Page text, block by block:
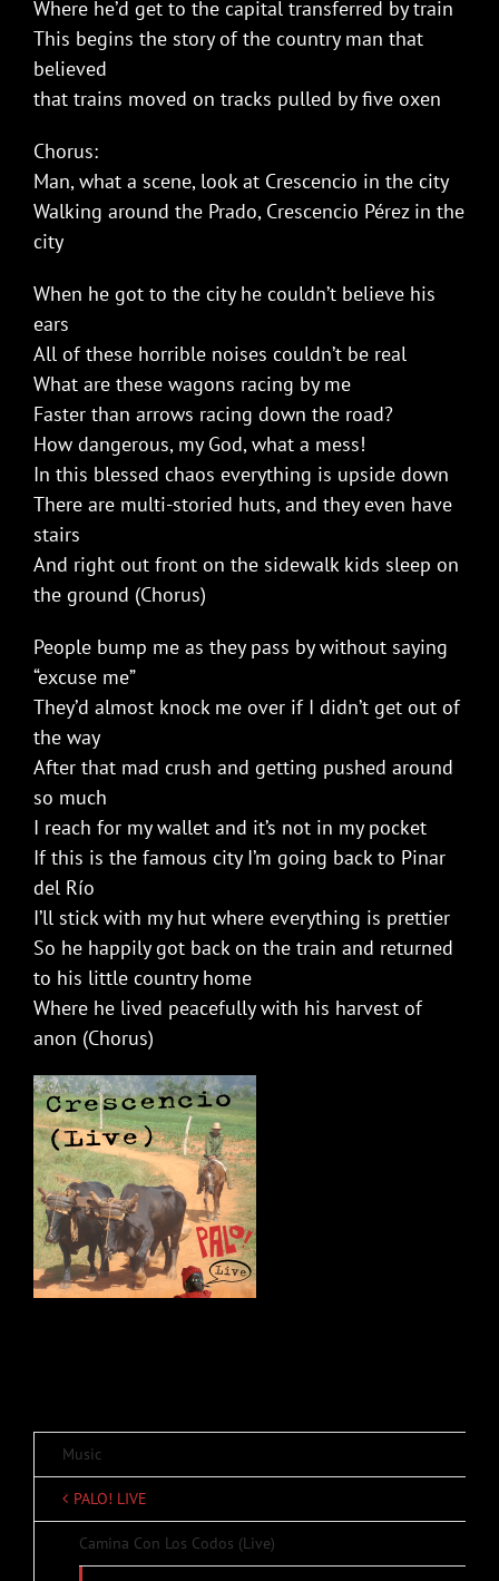
Where he’d get to the capital transferred by train
This begins the story of the country man that
believed
that trains moved on tracks pulled by five oxen
Chorus:
Man, what a scene, look at Crescencio in the city
Walking around the Prado, Crescencio Pérez in the
city
When he got to the city he couldn’t believe his
ears
All of these horrible noises couldn’t be real
What are these wagons racing by me
Faster than arrows racing down the road?
How dangerous, my God, what a mess!
In this blessed chaos everything is upside down
There are multi-storied huts, and they even have
stairs
And right out front on the sidewalk kids sleep on
the ground (Chorus)
People bump me as they pass by without saying
“excuse me”
They’d almost knock me over if I didn’t get out of
the way
After that mad crush and getting pushed around
so much
I reach for my wallet and it’s not in my pocket
If this is the famous city I’m going back to Pinar
del Río
I’ll stick with my hut where everything is prettier
So he happily got back on the train and returned
to his little country home
Where he lived peacefully with his harvest of
anon (Chorus)
Music
PALO! LIVE
Camina Con Los Codos (Live)